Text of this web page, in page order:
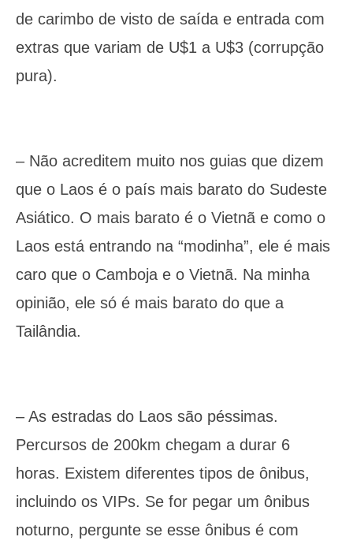
de carimbo de visto de saída e entrada com
extras que variam de U$1 a U$3 (corrupção
pura).
– Não acreditem muito nos guias que dizem
que o Laos é o país mais barato do Sudeste
Asiático. O mais barato é o Vietnã e como o
Laos está entrando na “modinha”, ele é mais
caro que o Camboja e o Vietnã. Na minha
opinião, ele só é mais barato do que a
Tailândia.
– As estradas do Laos são péssimas.
Percursos de 200km chegam a durar 6
horas. Existem diferentes tipos de ônibus,
incluindo os VIPs. Se for pegar um ônibus
noturno, pergunte se esse ônibus é com